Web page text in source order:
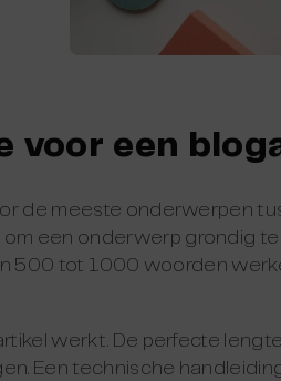
voor een
de meeste onderwerpen
een onderwerp grondig
500 tot 1.000 woorden
werkt. De perfecte
Een technische